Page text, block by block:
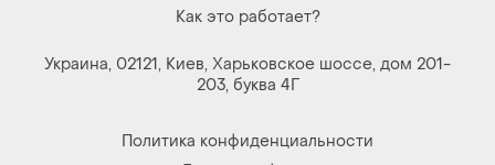
Политика конфиденциальности
Контакты